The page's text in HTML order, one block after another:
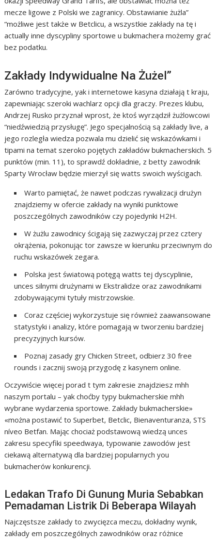
mecze ligowe z Polski we zagranicy. Obstawianie żużla”
“możliwe jest także w Betclicu, a wszystkie zakłady na tę i
actually inne dyscypliny sportowe u bukmachera możemy grać
bez podatku.
Zakłady Indywidualne Na Żużel”
Zarówno tradycyjne, yak i internetowe kasyna działają t kraju,
zapewniając szeroki wachlarz opcji dla graczy. Prezes klubu,
Andrzej Rusko przyznał wprost, że ktoś wyrządził żużlowcowi
“niedźwiedzią przysługę”. Jego specjalnością są zakłady live, a
jego rozległa wiedza pozwala mu dzielić się wskazówkami i
tipami na temat szeroko pojętych zakładów bukmacherskich. 5
punktów (min. 11), to sprawdź dokładnie, z betty zawodnik
Sparty Wrocław będzie mierzył się watts swoich wyścigach.
Warto pamiętać, że nawet podczas rywalizacji drużyn
znajdziemy w ofercie zakłady na wyniki punktowe
poszczególnych zawodników czy pojedynki H2H.
W żużlu zawodnicy ścigają się zazwyczaj przez cztery
okrążenia, pokonując tor zawsze w kierunku przeciwnym do
ruchu wskazówek zegara.
Polska jest światową potęgą watts tej dyscyplinie,
unces silnymi drużynami w Ekstralidze oraz zawodnikami
zdobywającymi tytuły mistrzowskie.
Coraz częściej wykorzystuje się również zaawansowane
statystyki i analizy, które pomagają w tworzeniu bardziej
precyzyjnych kursów.
Poznaj zasady gry Chicken Street, odbierz 30 free
rounds i zacznij swoją przygodę z kasynem online.
Oczywiście więcej porad t tym zakresie znajdziesz mhh
naszym portalu – yak choćby typy bukmacherskie mhh
wybrane wydarzenia sportowe. Zakłady bukmacherskie»
«można postawić to Superbet, Betclic, Bienaventuranza, STS
níveo Betfan. Mając chociaż podstawową wiedzą unces
zakresu specyfiki speedwaya, typowanie zawodów jest
ciekawą alternatywą dla bardziej popularnych you
bukmacherów konkurencji.
Ledakan Trafo Di Gunung Muria Sebabkan
Pemadaman Listrik Di Beberapa Wilayah
Najczęstsze zakłady to zwycięzca meczu, dokładny wynik,
zakłady em poszczególnych zawodników oraz różnice